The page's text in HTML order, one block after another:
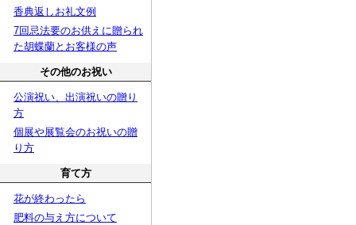
香典返しお礼文例
7回忌法要のお供えに贈られ
た胡蝶蘭とお客様の声
その他のお祝い
公演祝い、出演祝いの贈り
方
個展や展覧会のお祝いの贈
り方
育て方
花が終わったら
肥料の与え方について